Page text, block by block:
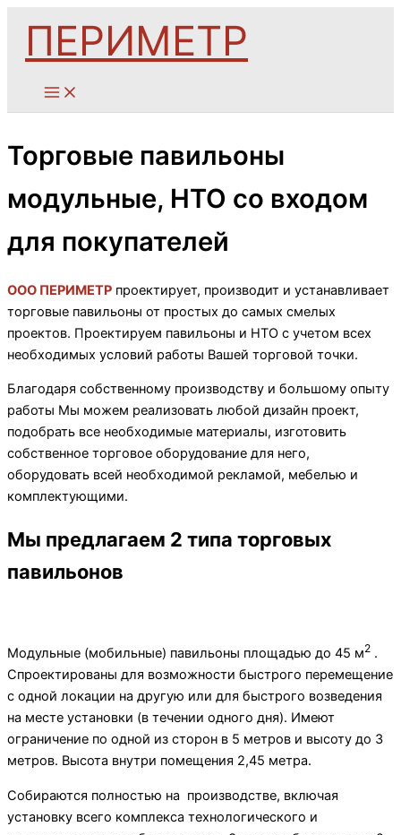
содержимому
ПЕРИМЕТР
Торговые павильоны
модульные, НТО со входом
для покупателей
ООО ПЕРИМЕТР проектирует, производит и устанавливает
торговые павильоны от простых до самых смелых
проектов. Проектируем павильоны и НТО с учетом всех
необходимых условий работы Вашей торговой точки.
Благодаря собственному производству и большому опыту
работы Мы можем реализовать любой дизайн проект,
подобрать все необходимые материалы, изготовить
собственное торговое оборудование для него,
оборудовать всей необходимой рекламой, мебелью и
комплектующими.
Мы предлагаем 2 типа торговых
павильонов
Модульные (мобильные) павильоны площадью до 45 м2 .
Спроектированы для возможности быстрого перемещение
с одной локации на другую или для быстрого возведения
на месте установки (в течении одного дня). Имеют
ограничение по одной из сторон в 5 метров и высоту до 3
метров. Высота внутри помещения 2,45 метра.
Собираются полностью на производстве, включая
установку всего комплекса технологического и